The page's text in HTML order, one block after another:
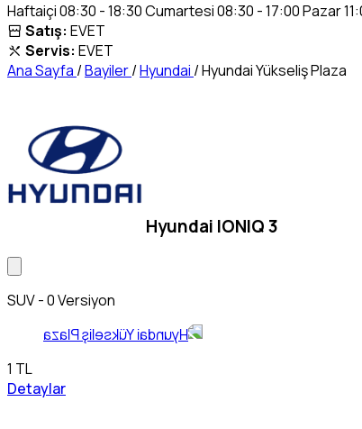
Haftaiçi 08:30 - 18:30 Cumartesi 08:30 - 17:00 Pazar
Satış: EVET
Servis: EVET
Ana Sayfa /Bayiler/Hyundai /Hyundai Yükseliş Plaza
Hyundai IONIQ 3
SUV - 0 Versiyon
1 TL
Detaylar